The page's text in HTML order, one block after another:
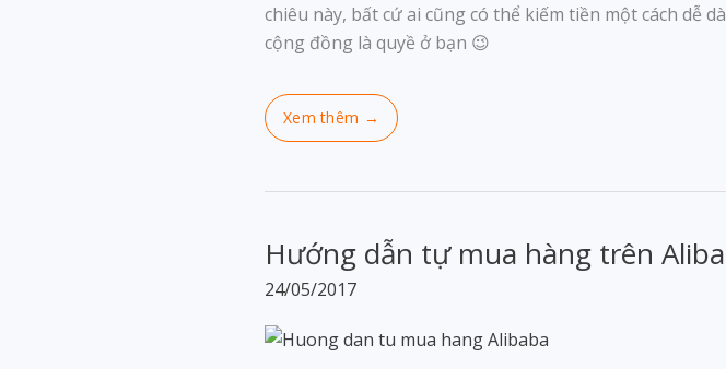
chiêu này, bất cứ ai cũng có thể kiếm tiền một cách dễ
cộng đồng là quyề ở bạn 😉
Hướng dẫn tự mua hàng trên
24/05/2017